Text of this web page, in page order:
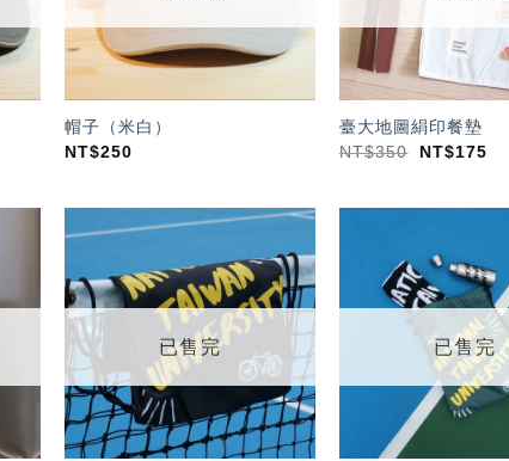
帽子（米白）
NT$250
臺大地圖絹印餐墊
NT$350 NT$175
輕
加入
「願
望輕
已售完 已售完